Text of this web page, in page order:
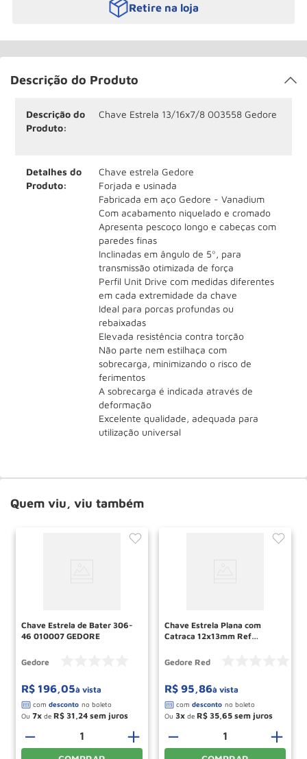
Retire na loja
Descrição do Produto
Descrição do
Produto:
Chave Estrela 13/16x7/8 003558 Gedore
Detalhes do
Produto:
Chave estrela Gedore
Forjada e usinada
Fabricada em aço Gedore - Vanadium
Com acabamento niquelado e cromado
Apresenta pescoço longo e cabeças com
paredes finas
Inclinadas em ângulo de 5º, para
transmissão otimizada de força
Perfil Unit Drive com medidas diferentes
em cada extremidade da chave
Ideal para porcas profundas ou
rebaixadas
Elevada resistência contra torção
Não parte nem estilhaça com
sobrecarga, minimizando o risco de
ferimentos
A sobrecarga é indicada através de
deformação
Excelente qualidade, adequada para
utilização universal
Quem viu, viu também
Chave Estrela de Bater 306-
46 010007 GEDORE
Gedore
R$ 196 05à vista
Ou 7 de R$ 31 24
＋
－
Chave Estrela Plana com
Catraca 12x13mm Ref
Gedore Red
R$ 95 86à vista
Ou 3 de R$ 35 65
＋
－